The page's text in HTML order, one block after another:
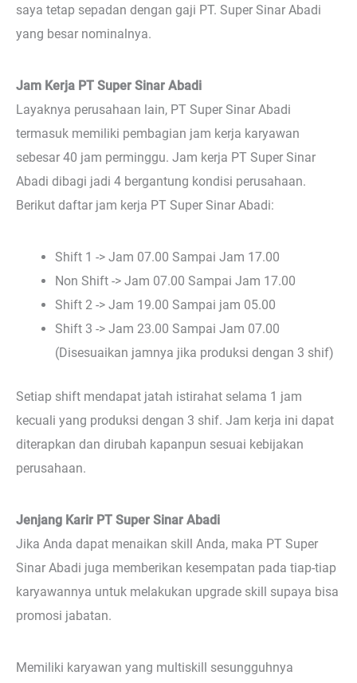
saya tetap sepadan dengan gaji PT. Super Sinar Abadi
yang besar nominalnya.
Jam Kerja PT Super Sinar Abadi
Layaknya perusahaan lain, PT Super Sinar Abadi
termasuk memiliki pembagian jam kerja karyawan
sebesar 40 jam perminggu. Jam kerja PT Super Sinar
Abadi dibagi jadi 4 bergantung kondisi perusahaan.
Berikut daftar jam kerja PT Super Sinar Abadi:
Shift 1 -> Jam 07.00 Sampai Jam 17.00
Non Shift -> Jam 07.00 Sampai Jam 17.00
Shift 2 -> Jam 19.00 Sampai jam 05.00
Shift 3 -> Jam 23.00 Sampai Jam 07.00
(Disesuaikan jamnya jika produksi dengan 3 shif)
Setiap shift mendapat jatah istirahat selama 1 jam
kecuali yang produksi dengan 3 shif. Jam kerja ini dapat
diterapkan dan dirubah kapanpun sesuai kebijakan
perusahaan.
Jenjang Karir PT Super Sinar Abadi
Jika Anda dapat menaikan skill Anda, maka PT Super
Sinar Abadi juga memberikan kesempatan pada tiap-tiap
karyawannya untuk melakukan upgrade skill supaya bisa
promosi jabatan.
Memiliki karyawan yang multiskill sesungguhnya